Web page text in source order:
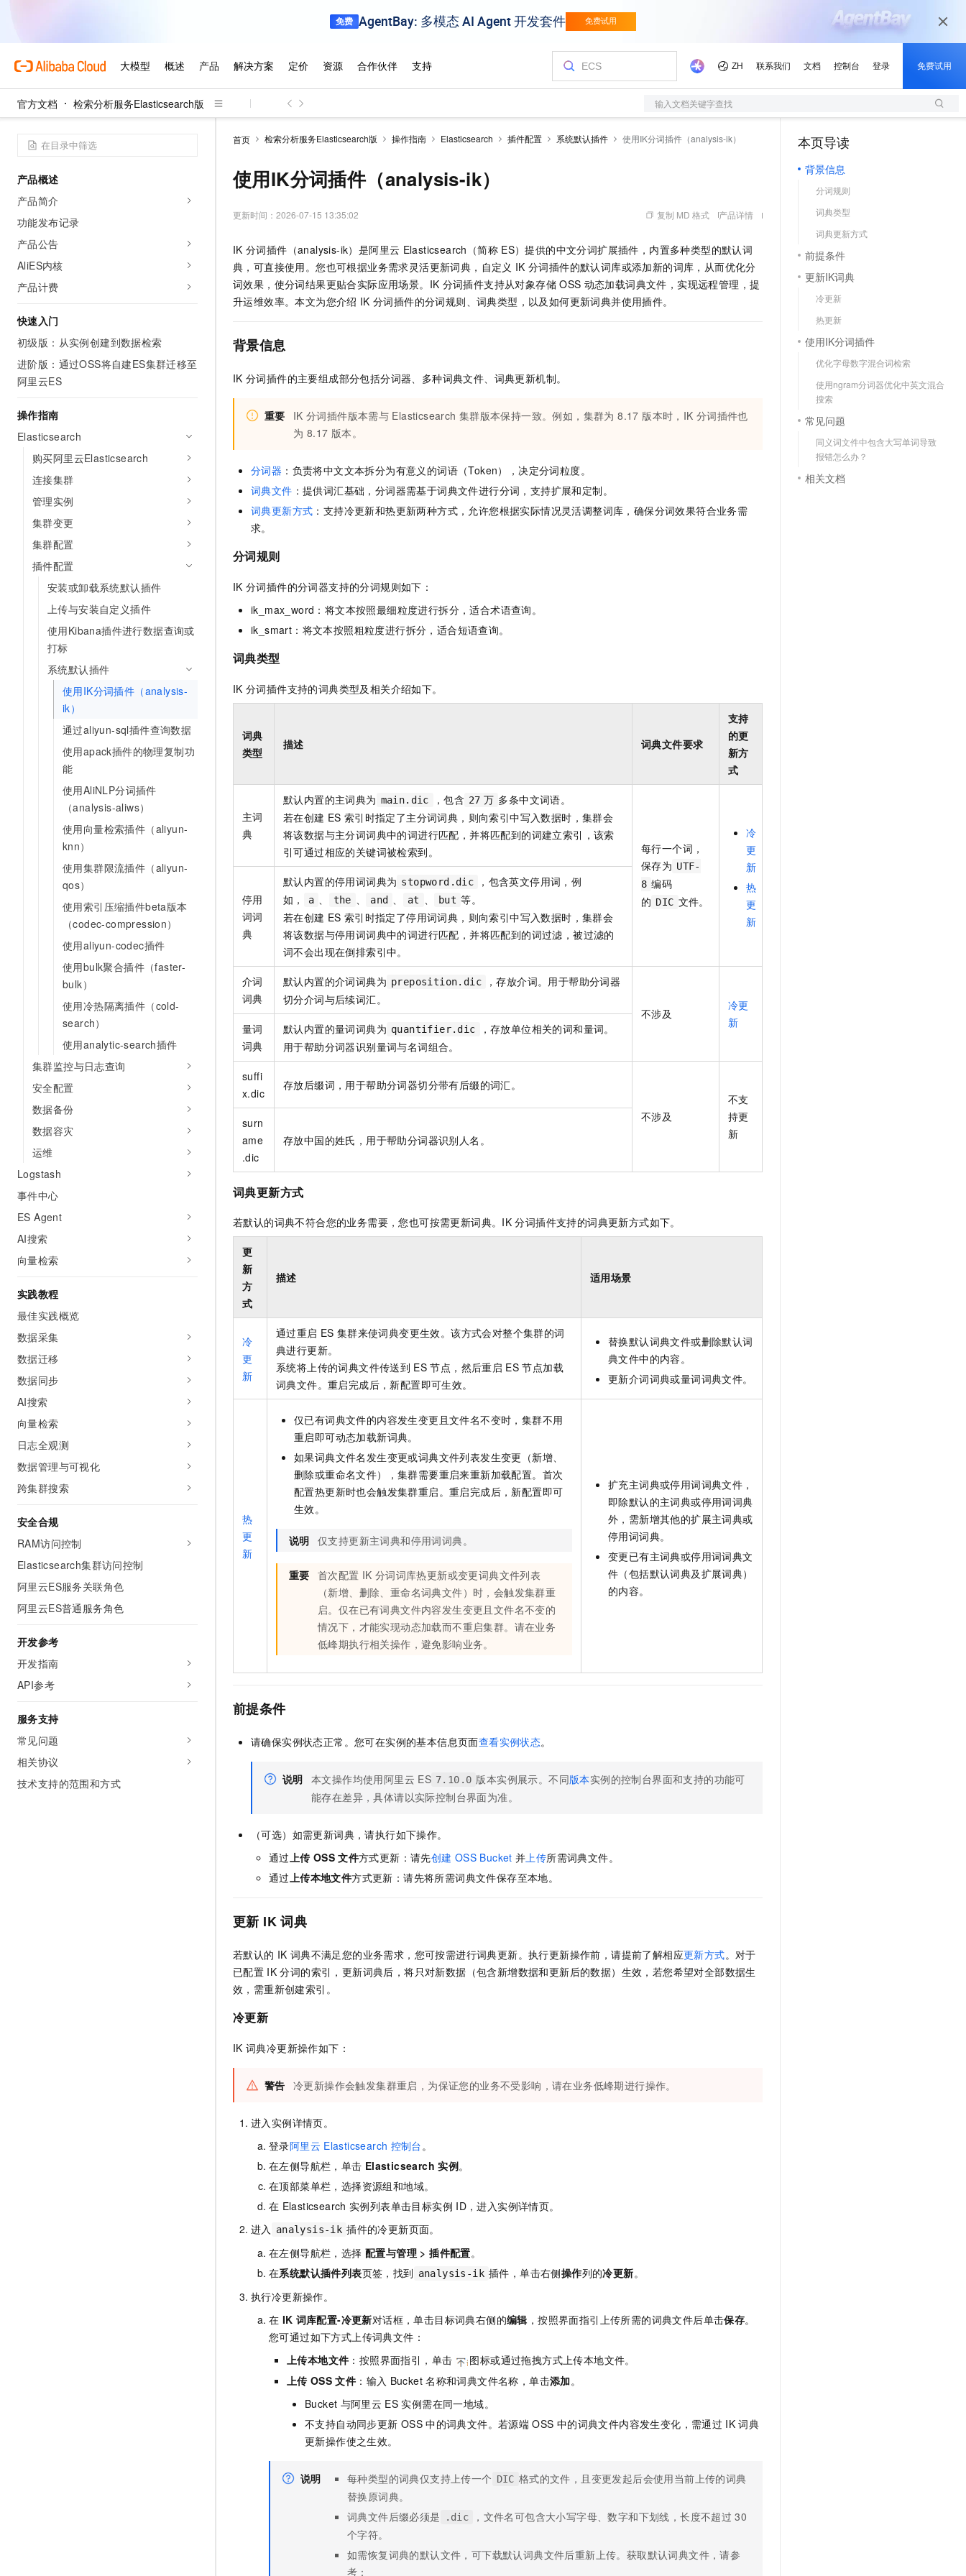
官方文档 检索分析服务Elasticsearch版 输入文档关键字查找
产品概述
产品简介
功能发布记录
产品公告
AliES内核
产品计费
快速入门
初级版：从实例创建到数据检索
进阶版：通过OSS将自建ES集群迁移至
阿里云ES
操作指南
Elasticsearch
购买阿里云Elasticsearch
连接集群
管理实例
集群变更
集群配置
插件配置
安装或卸载系统默认插件
上传与安装自定义插件
使用Kibana插件进行数据查询或
打标
系统默认插件
使用IK分词插件（analysis-
ik）
通过aliyun-sql插件查询数据
使用apack插件的物理复制功
能
使用AliNLP分词插件
（analysis-aliws）
使用向量检索插件（aliyun-
knn）
使用集群限流插件（aliyun-
qos）
使用索引压缩插件beta版本
（codec-compression）
使用aliyun-codec插件
使用bulk聚合插件（faster-
bulk）
使用冷热隔离插件（cold-
search）
使用analytic-search插件
集群监控与日志查询
安全配置
数据备份
数据容灾
运维
Logstash
事件中心
ES Agent
AI搜索
向量检索
实践教程
最佳实践概览
数据采集
数据迁移
数据同步
AI搜索
向量检索
日志全观测
数据管理与可视化
跨集群搜索
安全合规
RAM访问控制
Elasticsearch集群访问控制
阿里云ES服务关联角色
阿里云ES普通服务角色
开发参考
开发指南
API参考
服务支持
常见问题
相关协议
技术支持的范围和方式
首页 检索分析服务Elasticsearch版 操作指南 Elasticsearch 插件配置 系统默认插件 使用IK分词插件（analysis-ik）
使用IK分词插件（analysis-ik）
更新时间： 2026-07-15 13:35:02 复制 MD 格式 产品详情
IK 分词插件（analysis-ik）是阿里云 Elasticsearch（简称 ES）提供的中文分词扩展插件，内置多种类型的默认词
典，可直接使用。您也可根据业务需求灵活更新词典，自定义 IK 分词插件的默认词库或添加新的词库，从而优化分
词效果，使分词结果更贴合实际应用场景。IK 分词插件支持从对象存储 OSS 动态加载词典文件，实现远程管理，提
升运维效率。本文为您介绍 IK 分词插件的分词规则、词典类型，以及如何更新词典并使用插件。
背景信息
IK 分词插件的主要组成部分包括分词器、多种词典文件、词典更新机制。
重要 IK 分词插件版本需与 Elasticsearch 集群版本保持一致。例如，集群为 8.17 版本时，IK 分词插件也
为 8.17 版本。
分词器 ：负责将中文文本拆分为有意义的词语（Token），决定分词粒度。
词典文件 ：提供词汇基础，分词器需基于词典文件进行分词，支持扩展和定制。
词典更新方式 ：支持冷更新和热更新两种方式，允许您根据实际情况灵活调整词库，确保分词效果符合业务需
求。
分词规则
IK 分词插件的分词器支持的分词规则如下：
ik_max_word：将文本按照最细粒度进行拆分，适合术语查询。
ik_smart：将文本按照粗粒度进行拆分，适合短语查询。
词典类型
IK 分词插件支持的词典类型及相关介绍如下。
词典
类型
描述 词典文件要求
支持
的更
新方
式
主词
典
默认内置的主词典为 main.dic ，包含 27 万 多条中文词语。
若在创建 ES 索引时指定了主分词词典，则向索引中写入数据时，集群会
将该数据与主分词词典中的词进行匹配，并将匹配到的词建立索引，该索
引可通过相应的关键词被检索到。
每行一个词，
保存为 UTF-
8 编码
的 DIC 文件。
冷
更
新
热
更
新
停用
词词
典
默认内置的停用词词典为 stopword.dic
，包含英文停用词，例
如，
a the and at but 等。
若在创建 ES 索引时指定了停用词词典，则向索引中写入数据时，集群会
将该数据与停用词词典中的词进行匹配，并将匹配到的词过滤，被过滤的
词不会出现在倒排索引中。
介词
词典
默认内置的介词词典为 preposition.dic
，存放介词。用于帮助分词器
切分介词与后续词汇。
不涉及
冷更
新
量词
词典
默认内置的量词词典为 quantifier.dic
，存放单位相关的词和量词。
用于帮助分词器识别量词与名词组合。
suffi
x.dic
存放后缀词，用于帮助分词器切分带有后缀的词汇。
不涉及
不支
持更
新
surn
ame
.dic
存放中国的姓氏，用于帮助分词器识别人名。
词典更新方式
若默认的词典不符合您的业务需要，您也可按需更新词典。IK 分词插件支持的词典更新方式如下。
更
新
方
式
描述 适用场景
冷
更
新
通过重启 ES 集群来使词典变更生效。该方式会对整个集群的词
典进行更新。
系统将上传的词典文件传送到 ES 节点，然后重启 ES 节点加载
词典文件。重启完成后，新配置即可生效。
替换默认词典文件或删除默认词
典文件中的内容。
更新介词词典或量词词典文件。
热
更
新
仅已有词典文件的内容发生变更且文件名不变时，集群不用
重启即可动态加载新词典。
如果词典文件名发生变更或词典文件列表发生变更（新增、
删除或重命名文件），集群需要重启来重新加载配置。首次
配置热更新时也会触发集群重启。重启完成后，新配置即可
生效。
说明 仅支持更新主词典和停用词词典。
重要 首次配置 IK 分词词库热更新或变更词典文件列表
（新增、删除、重命名词典文件）时，会触发集群重
启。仅在已有词典文件内容发生变更且文件名不变的
情况下，才能实现动态加载而不重启集群。请在业务
低峰期执行相关操作，避免影响业务。
扩充主词典或停用词词典文件，
即除默认的主词典或停用词词典
外，需新增其他的扩展主词典或
停用词词典。
变更已有主词典或停用词词典文
件（包括默认词典及扩展词典）
的内容。
前提条件
请确保实例状态正常。您可在实例的基本信息页面查看实例状态。
说明 本文操作均使用阿里云 ES 7.10.0 版本实例展示。不同版本实例的控制台界面和支持的功能可
能存在差异，具体请以实际控制台界面为准。
（可选）如需更新词典，请执行如下操作。
通过上传 OSS 文件方式更新：请先创建 OSS Bucket 并上传所需词典文件。
通过上传本地文件方式更新：请先将所需词典文件保存至本地。
更新 IK 词典
若默认的 IK 词典不满足您的业务需求，您可按需进行词典更新。执行更新操作前，请提前了解相应更新方式。对于
已配置 IK 分词的索引，更新词典后，将只对新数据（包含新增数据和更新后的数据）生效，若您希望对全部数据生
效，需重新创建索引。
冷更新
IK 词典冷更新操作如下：
警告 冷更新操作会触发集群重启，为保证您的业务不受影响，请在业务低峰期进行操作。
进入实例详情页。
登录阿里云 Elasticsearch 控制台。
在左侧导航栏，单击 Elasticsearch 实例。
在顶部菜单栏，选择资源组和地域。
在 Elasticsearch 实例列表单击目标实例 ID，进入实例详情页。
进入
analysis-ik 插件的冷更新页面。
在左侧导航栏，选择 配置与管理 >插件配置。
在系统默认插件列表页签，找到 analysis-ik 插件，单击右侧操作列的冷更新。
执行冷更新操作。
在 IK 词库配置-冷更新对话框，单击目标词典右侧的编辑 ，按照界面指引上传所需的词典文件后单击保存。
您可通过如下方式上传词典文件：
上传本地文件 ：按照界面指引，单击
图标或通过拖拽方式上传本地文件。
上传 OSS 文件 ：输入 Bucket 名称和词典文件名称，单击添加 。
Bucket 与阿里云 ES 实例需在同一地域。
不支持自动同步更新 OSS 中的词典文件。若源端 OSS 中的词典文件内容发生变化，需通过 IK 词典
更新操作使之生效。
说明 每种类型的词典仅支持上传一个 DIC 格式的文件，且变更发起后会使用当前上传的词典
替换原词典。
词典文件后缀必须是
.dic ，文件名可包含大小写字母、数字和下划线，长度不超过 30
个字符。
如需恢复词典的默认文件，可下载默认词典文件后重新上传。获取默认词典文件，请参
考：
本页导读
背景信息
分词规则
词典类型
词典更新方式
前提条件
更新IK词典
冷更新
热更新
使用IK分词插件
优化字母数字混合词检索
使用ngram分词器优化中英文混合
搜索
常见问题
同义词文件中包含大写单词导致
报错怎么办？
相关文档